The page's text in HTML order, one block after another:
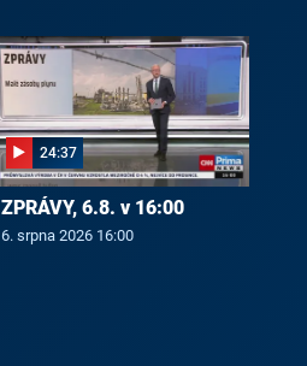
24:37
ZPRÁVY, 6.8. v 16:00
6. srpna 2026 16:00